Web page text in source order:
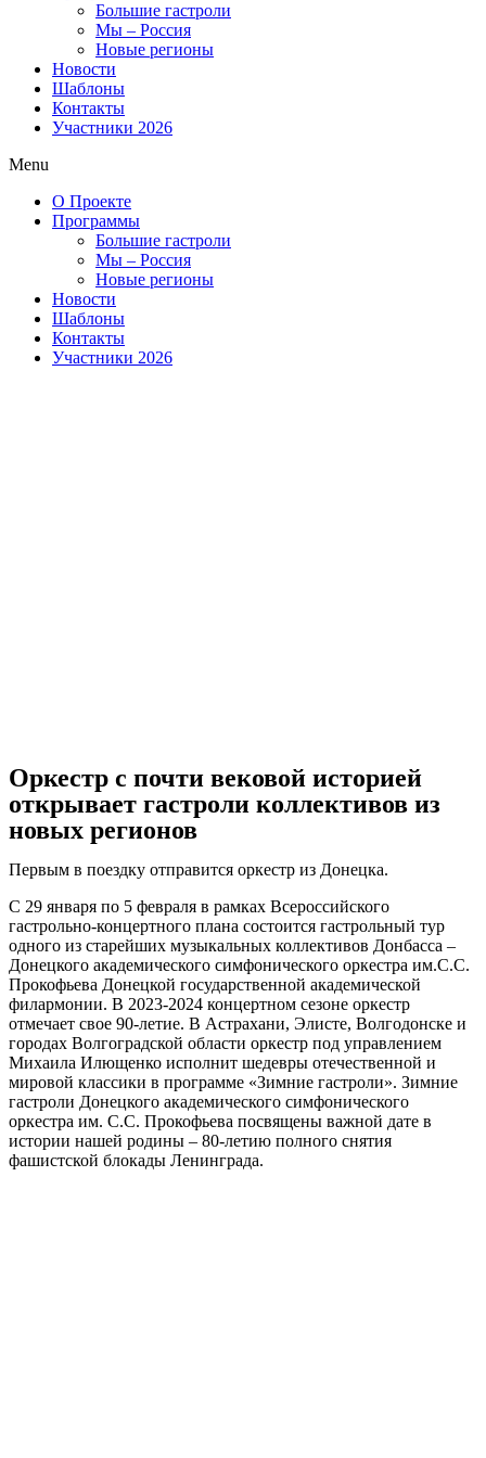
Большие гастроли
Мы – Россия
Новые регионы
Новости
Шаблоны
Контакты
Участники 2026
Menu
О Проекте
Программы
Большие гастроли
Мы – Россия
Новые регионы
Новости
Шаблоны
Контакты
Участники 2026
Оркестр с почти вековой историей
открывает гастроли коллективов из
новых регионов
Первым в поездку отправится оркестр из Донецка.
С 29 января по 5 февраля в рамках Всероссийского
гастрольно-концертного плана состоится гастрольный тур
одного из старейших музыкальных коллективов Донбасса –
Донецкого академического симфонического оркестра им.С.С.
Прокофьева Донецкой государственной академической
филармонии. В 2023-2024 концертном сезоне оркестр
отмечает свое 90-летие. В Астрахани, Элисте, Волгодонске и
городах Волгоградской области оркестр под управлением
Михаила Илющенко исполнит шедевры отечественной и
мировой классики в программе «Зимние гастроли». Зимние
гастроли Донецкого академического симфонического
оркестра им. С.С. Прокофьева посвящены важной дате в
истории нашей родины – 80-летию полного снятия
фашистской блокады Ленинграда.